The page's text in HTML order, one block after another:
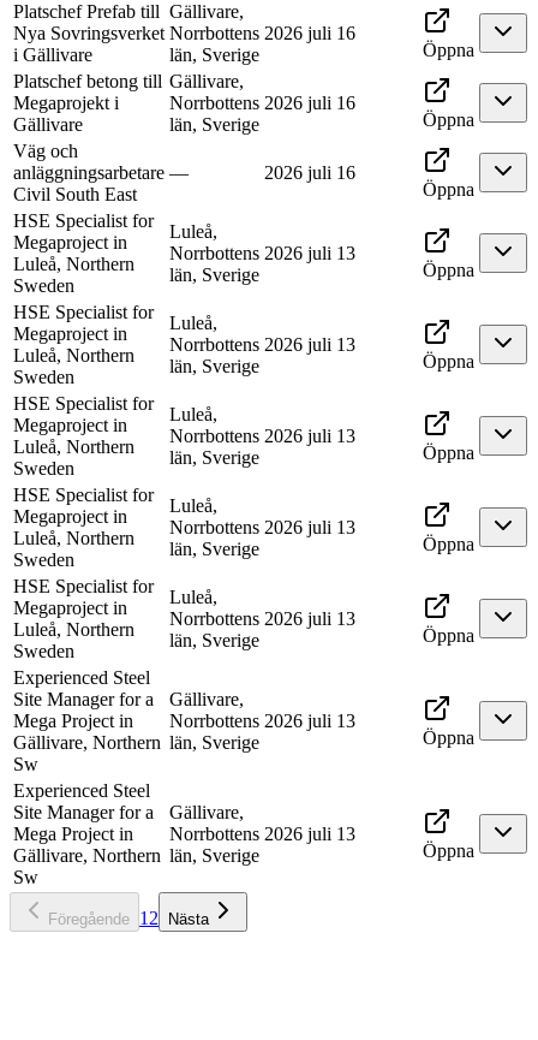
Platschef Prefab till
Nya Sovringsverket
i Gällivare
Gällivare,
Norrbottens
län, Sverige
2026 juli 16
Öppna
Platschef betong till
Megaprojekt i
Gällivare
Gällivare,
Norrbottens
län, Sverige
2026 juli 16
Öppna
Väg och
anläggningsarbetare
Civil South East
—
2026 juli 16
Öppna
HSE Specialist for
Megaproject in
Luleå, Northern
Sweden
Luleå,
Norrbottens
län, Sverige
2026 juli 13
Öppna
HSE Specialist for
Megaproject in
Luleå, Northern
Sweden
Luleå,
Norrbottens
län, Sverige
2026 juli 13
Öppna
HSE Specialist for
Megaproject in
Luleå, Northern
Sweden
Luleå,
Norrbottens
län, Sverige
2026 juli 13
Öppna
HSE Specialist for
Megaproject in
Luleå, Northern
Sweden
Luleå,
Norrbottens
län, Sverige
2026 juli 13
Öppna
HSE Specialist for
Megaproject in
Luleå, Northern
Sweden
Luleå,
Norrbottens
län, Sverige
2026 juli 13
Öppna
Experienced Steel
Site Manager for a
Mega Project in
Gällivare, Northern
Sw
Gällivare,
Norrbottens
län, Sverige
2026 juli 13
Öppna
Experienced Steel
Site Manager for a
Mega Project in
Gällivare, Northern
Sw
Gällivare,
Norrbottens
län, Sverige
2026 juli 13
Öppna
Föregående 1 2 Nästa